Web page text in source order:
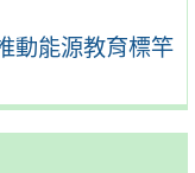
動能源教育標竿